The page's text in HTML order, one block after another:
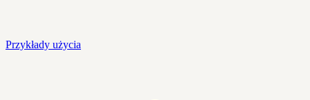
Przykłady użycia